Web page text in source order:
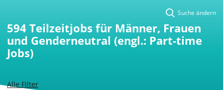
Alle Filter
Suche ändern
594 Teilzeitjobs für Männer, Frauen
und Genderneutral (engl.: Part-time
Jobs)